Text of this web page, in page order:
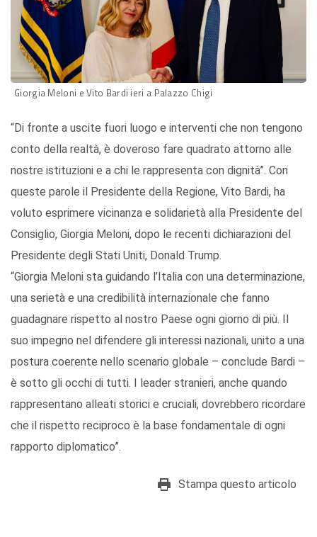
Giorgia Meloni e Vito Bardi ieri a Palazzo Chigi
“Di fronte a uscite fuori luogo e interventi che non tengono
conto della realtà, è doveroso fare quadrato attorno alle
nostre istituzioni e a chi le rappresenta con dignità”. Con
queste parole il Presidente della Regione, Vito Bardi, ha
voluto esprimere vicinanza e solidarietà alla Presidente del
Consiglio, Giorgia Meloni, dopo le recenti dichiarazioni del
Presidente degli Stati Uniti, Donald Trump.
“Giorgia Meloni sta guidando l’Italia con una determinazione,
una serietà e una credibilità internazionale che fanno
guadagnare rispetto al nostro Paese ogni giorno di più. Il
suo impegno nel difendere gli interessi nazionali, unito a una
postura coerente nello scenario globale – conclude Bardi –
è sotto gli occhi di tutti. I leader stranieri, anche quando
rappresentano alleati storici e cruciali, dovrebbero ricordare
che il rispetto reciproco è la base fondamentale di ogni
rapporto diplomatico”.
Stampa questo articolo